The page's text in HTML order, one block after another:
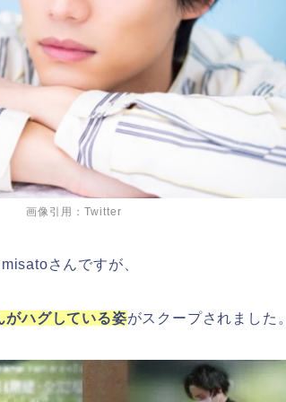
画像引用：Twitter
さんですが、
がハグしている姿がスクープされました。